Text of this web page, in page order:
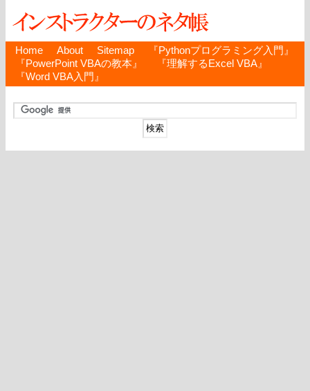
Home About Sitemap
『Pythonプログラミング入門』
『PowerPoint VBAの教本』
『理解するExcel VBA』
『Word VBA入門』